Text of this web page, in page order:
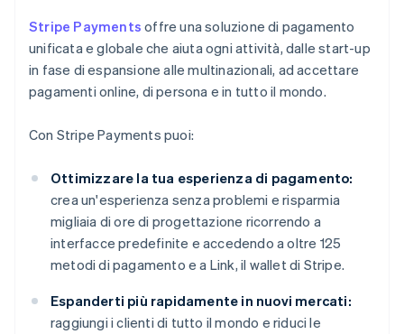
Stripe Payments offre una soluzione di pagamento
unificata e globale che aiuta ogni attività, dalle start-up
in fase di espansione alle multinazionali, ad accettare
pagamenti online, di persona e in tutto il mondo.
Con Stripe Payments puoi:
Ottimizzare la tua esperienza di pagamento:
crea un'esperienza senza problemi e risparmia
migliaia di ore di progettazione ricorrendo a
interfacce predefinite e accedendo a oltre 125
metodi di pagamento e a Link, il wallet di Stripe.
Espanderti più rapidamente in nuovi mercati:
raggiungi i clienti di tutto il mondo e riduci le